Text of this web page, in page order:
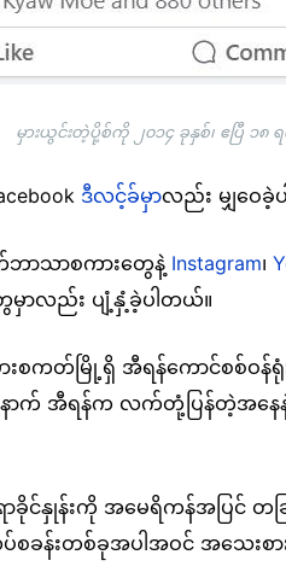
မှားယွင်းတဲ့ပို့စ်ကို ၂၀၁၄ ခုနှစ်၊ ဧပြီ ၁
ဒီလင့်ခ်မှာလည်း မျှဝေခဲ့
ဘာသာစကားတွေနဲ့ Instagram၊
လည်း ပျံ့နှံ့ခဲ့ပါတယ်။
ားစကတ်မြို့ရှိ အီရန်ကောင်စ
ာက် အီရန်က လက်တုံ့ပြန်တဲ့အနေနဲ့ အ
င်နှုန်းကို အမေရိကန်အပြင်
ပ်စခန်းတစ်ခုအပါအဝင် အသေး